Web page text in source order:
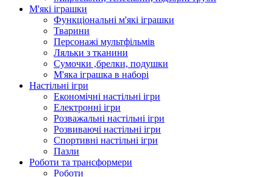
М'які іграшки
Функціональні м'які іграшки
Тварини
Персонажі мультфільмів
Ляльки з тканини
Сумочки ,брелки, подушки
М'яка іграшка в наборі
Настільні ігри
Економічні настільні ігри
Електронні ігри
Розважальні настільні ігри
Розвиваючі настільні ігри
Спортивні настільні ігри
Пазли
Роботи та трансформери
Роботи